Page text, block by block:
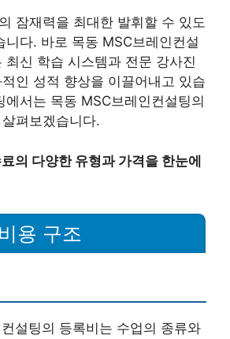
잠재력을 최대한 발휘할 수 있도
니다. 바로 목동 MSC브레인컨설
최신 학습 시스템과 전문 강사진
인 성적 향상을 이끌어내고 있습
에서는 목동 MSC브레인컨설팅의
펴보겠습니다.
의 다양한 유형과 가격을 한눈에
용 구조
설팅의 등록비는 수업의 종류와